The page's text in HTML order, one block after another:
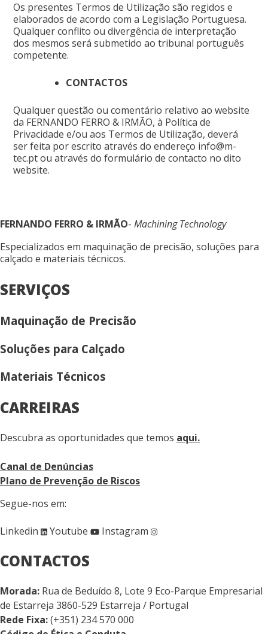
Os presentes Termos de Utilização são regidos e
elaborados de acordo com a Legislação Portuguesa.
Qualquer conflito ou divergência de interpretação
dos mesmos será submetido ao tribunal português
competente.
CONTACTOS
Qualquer questão ou comentário relativo ao website
da FERNANDO FERRO & IRMÃO, à Política de
Privacidade e/ou aos Termos de Utilização, deverá
ser feita por escrito através do endereço info@m-
tec.ptou através do formulário de contacto no dito
website.
FERNANDO FERRO & IRMÃO- Machining Technology
Especializados em maquinação de precisão, soluções para
calçado e materiais técnicos.
SERVIÇOS
Maquinação de Precisão
Soluções para Calçado
Materiais Técnicos
CARREIRAS
Descubra as oportunidades que temos aqui.
Canal de Denúncias
Plano de Prevenção de Riscos
Segue-nos em:
Linkedin Youtube Instagram
CONTACTOS
Morada: Rua de Beduído 8, Lote 9 Eco-Parque Empresarial
de Estarreja 3860-529 Estarreja / Portugal
Rede Fixa:(+351) 234 570 000